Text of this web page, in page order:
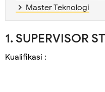
Master Teknologi
1. SUPERVISOR
Kualifikasi :